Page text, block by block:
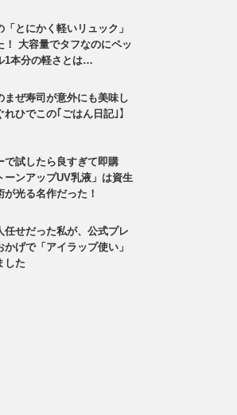
「とにかく軽いリュック」
！ 大容量でタフなのにペッ
1本分の軽さとは…
まぜ寿司が意外にも美味し
れひでこの｢ごはん日記｣】
で試したら良すぎて即購
ーンアップUV乳液」は資生
が光る名作だった！
任せだった私が、公式プレ
かげで「アイラップ使い」
した